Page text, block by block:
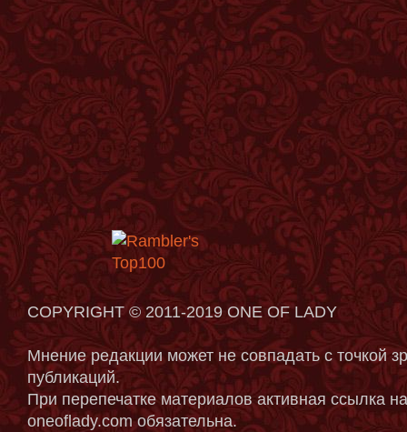
COPYRIGHT © 2011-2019 ONE OF LADY
Мнение редакции может не совпадать с точкой
публикаций.
При перепечатке материалов активная ссылка
oneoflady.com обязательна.